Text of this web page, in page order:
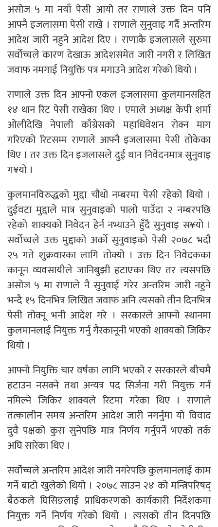
असोज ५ मा नयाँ पेसी आयो तर राणाले उक्त दिन पनि
आफ्नै इजलासमा पेसी राखे । राणाले सुनुवाइ गर्दै अन्तरिम
आदेश जारी नहुने आदेश दिए । राणाकै इजलासले सुरुमा
सर्वोच्चले कारण देखाऊ आदेशसमेत जारी नगरी र लिखित
जवाफ नमगाई नियुक्ति पत्र मगाउने आदेश गरेको थियो ।
राणाले उक्त दिन आफ्नो एकल इजलासमा कुलमानसहित
१४ थान रिट पेसी राखेका थिए । एमाले अध्यक्ष केपी शर्मा
ओलीदेखि नेपाली काँग्रेसको महाधिवेशन रोक्न माग
गरिएको रिटसम्म राणाले आफ्नै इजलासमा पेसी तोकेका
थिए । तर उक्त दिन इजलासले दुई थान निवेदनमात्र सुनुवाइ
ग¥यो ।
कुलमानविरुद्धको मुद्दा चौथो नम्बरमा पेसी रहेको थियो ।
दुईवटा मुद्दाले मात्र सुनुवाइको पालो पाउँदा २ नम्बरपछि
रहेको शाक्यको निवेदन हेर्न नभ्याउने हुँदै सुनुवाइ स¥यो ।
सर्वोच्चले उक्त मुद्दाको अर्को सुनुवाइको पेसी २०७८ भदौ
२५ गते शुक्रवारका लागि तोक्यो । उक्त दिन निवेदकका
कानून व्यवसायीले जानिबुझी हटाएका थिए तर त्यसपछि
असोज ५ मा राणाले नै सुनुवाई गरेर अन्तरिम जारी नहुने
भन्दै १५ दिनभित्र लिखित जवाफ अनि त्यसको तीन दिनभित्र
पेसी तोक्नू भनी आदेश गरे । सरकारले आफ्नो स्थानमा
कुलमानलाई नियुक्त गर्नु गैरकानूनी भएको शाक्यको जिकिर
थियो ।
आफ्नो नियुक्ति चार वर्षका लागि भएको र सरकारले बीचमै
हटाउन नसक्ने तथा अन्यत्र पद सिर्जना गरी नियुक्त गर्न
नमिल्ने जिकिर शाक्यले रिटमा गरेका थिए । राणाले
तत्कालीन समय अन्तरिम आदेश जारी नगर्नुमा यो विवाद
दुवै पक्षको कुरा सुनेपछि मात्र निर्णय गर्नुपर्ने भएको तर्क
अघि सारेका थिए ।
सर्वोच्चले अन्तरिम आदेश जारी नगरेपछि कुलमानलाई काम
गर्ने बाटो खुलेको थियो । २०७८ साउन २४ को मन्त्रिपरिषद्
बैठकले घिसिङलाई प्राधिकरणको कार्यकारी निर्देशकमा
नियुक्त गर्ने निर्णय गरेको थियो । त्यसको तीन दिनपछि